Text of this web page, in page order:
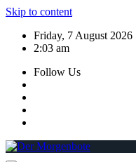
Skip to content
Friday, 7 August 2026
2:03 am
Follow Us